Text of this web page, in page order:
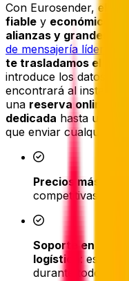
Con Eurosender, el
fiable y económico .
alianzas y grandes
de mensajería líderes
,
te trasladamos el
introduce los datos de
encontrará al instante el
una reserva online
dedicada hasta una
que enviar cualquier
Precios más bajos
competitivas de
Soporte en
logística :
durante todo el